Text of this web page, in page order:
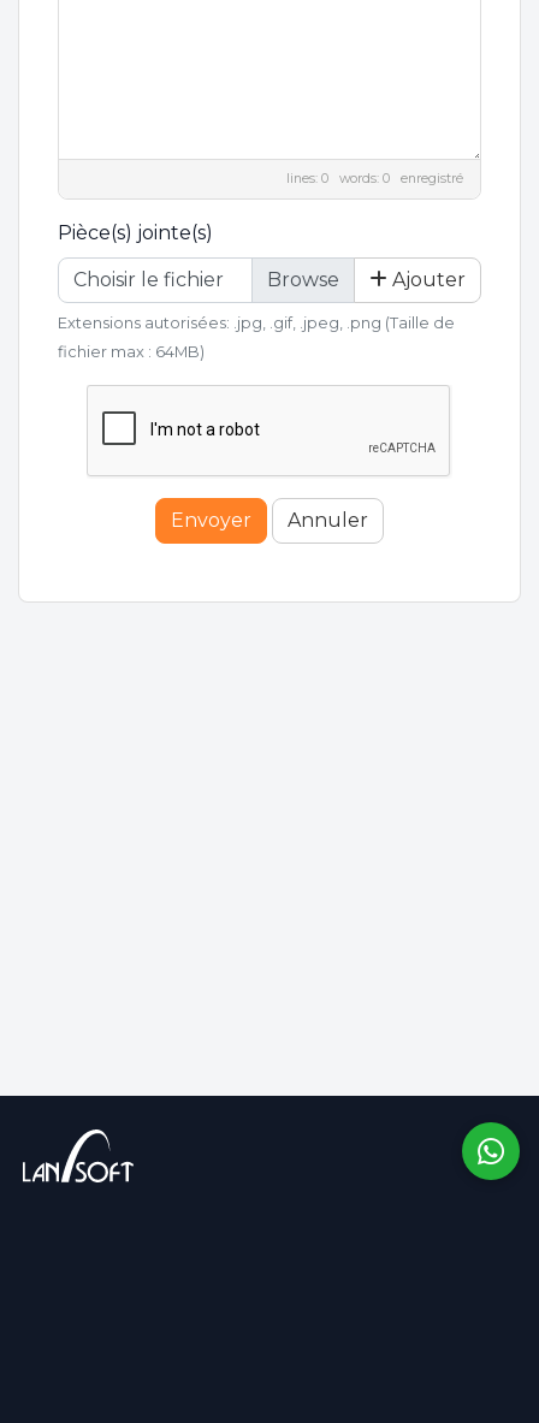
lines: 0 words: 0 enregistré
Pièce(s) jointe(s)
Choisir le fichier Ajouter
Extensions autorisées: .jpg, .gif, .jpeg, .png (Taille de
fichier max : 64MB)
Envoyer Annuler